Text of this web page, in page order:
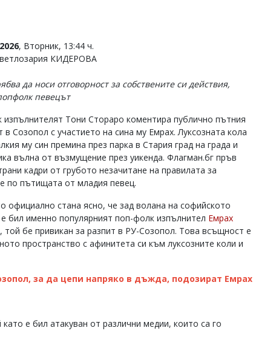
, Вторник, 13:44 ч.
КИДЕРОВА
да носи отговорност за собствените си действия,
певецът
Тони Стораро коментира публично пътния
в Созопол с участието на сина му Емрах. Луксозната кола
му син премина през парка в Стария град на града и
вълна от възмущение през уикенда. Флагман.бг пръв
кадри от грубото незачитане на правилата за
по пътищата от младия певец.
официално стана ясно, че зад волана на софийското
бил именно популярният поп-фолк изпълнител Емрах
, той бе привикан за разпит в РУ-Созопол. Това всъщност е
пространство с афинитета си към луксозните коли и
за да цепи напряко в дъжда, подозират Емрах
е бил атакуван от различни медии, които са го